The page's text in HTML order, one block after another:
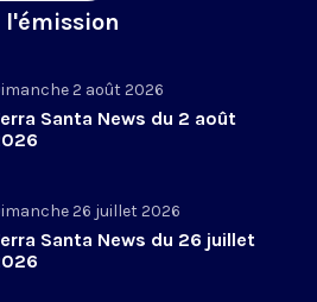
l'émission
2 août 2026
Santa News du 2 août
26 juillet 2026
Santa News du 26 juillet